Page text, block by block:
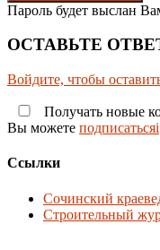
Пароль будет выслан
ОСТАВЬТЕ
Войдите, чтобы
Получать новые
Вы можете подписатьсяi
Ссылки
Сочинский
Строительный